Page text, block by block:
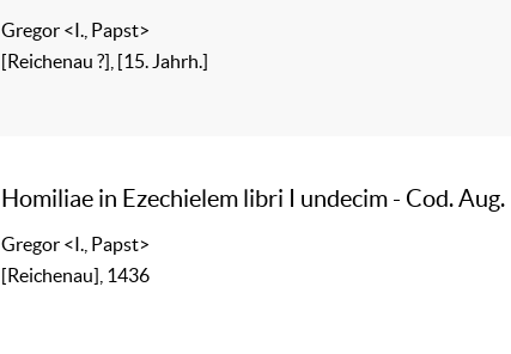
Gregor <I., Papst>
[Reichenau ?], [15. Jahrh.]
Homiliae in Ezechielem libri I undecim - Cod.
Gregor <I., Papst>
[Reichenau], 1436